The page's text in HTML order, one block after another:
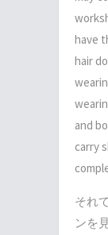
have
hair
and
carry
それ
ンを